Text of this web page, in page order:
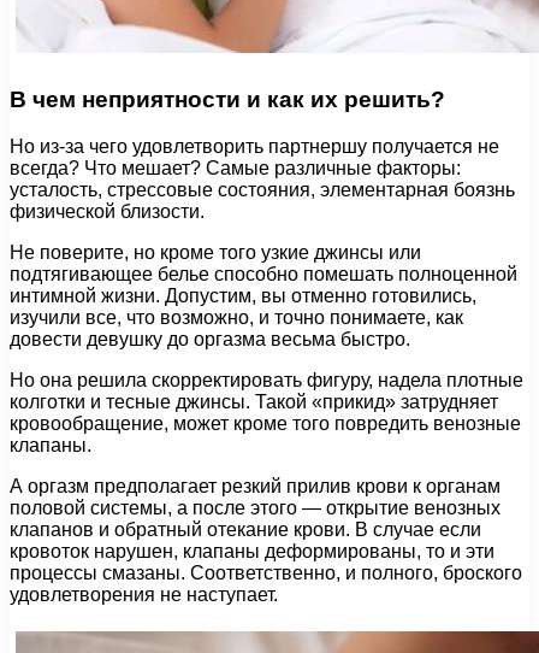
В чем неприятности и как их решить?
Но из-за чего удовлетворить партнершу получается не
всегда? Что мешает? Самые различные факторы:
усталость, стрессовые состояния, элементарная боязнь
физической близости.
Не поверите, но кроме того узкие джинсы или
подтягивающее белье способно помешать полноценной
интимной жизни. Допустим, вы отменно готовились,
изучили все, что возможно, и точно понимаете, как
довести девушку до оргазма весьма быстро.
Но она решила скорректировать фигуру, надела плотные
колготки и тесные джинсы. Такой «прикид» затрудняет
кровообращение, может кроме того повредить венозные
клапаны.
А оргазм предполагает резкий прилив крови к органам
половой системы, а после этого — открытие венозных
клапанов и обратный отекание крови. В случае если
кровоток нарушен, клапаны деформированы, то и эти
процессы смазаны. Соответственно, и полного, броского
удовлетворения не наступает.